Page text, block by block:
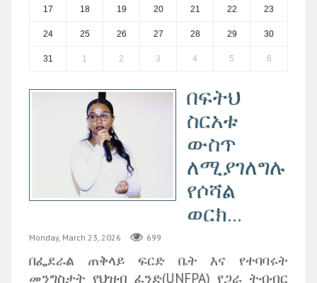
17 18 19 20 21 22 23
24 25 26 27 28 29 30
31 1 2 3 4 5 6
በፍትህ
ስርአቱ
ውስጥ
ለሚያገለግሉ
የሶሻል
ወርክ...
Monday, March 23, 2026 699
በፌደራል ጠቅላይ ፍርድ ቤት እና የተባባሩት
መንግስታት የህዝብ ፈንድ(UNFPA) የጋራ ትብብር